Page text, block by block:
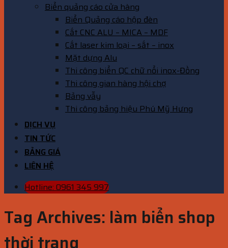
Biển quảng cáo cửa hàng
Biển Quảng cáo hộp đèn
Cắt CNC ALU – MICA – MDF
Cắt laser kim loại – sắt – inox
Mặt dựng Alu
Thi công biển QC chữ nổi inox-Đồng
Thi công gian hàng hội chợ
Bảng vẫy
Thi công bảng hiệu Phú Mỹ Hưng
DỊCH VỤ
TIN TỨC
BẢNG GIÁ
LIÊN HỆ
Hotline: 0961 345 997
Tag Archives: làm biển shop
thời trang